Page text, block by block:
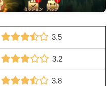
3.5
3.2
3.8